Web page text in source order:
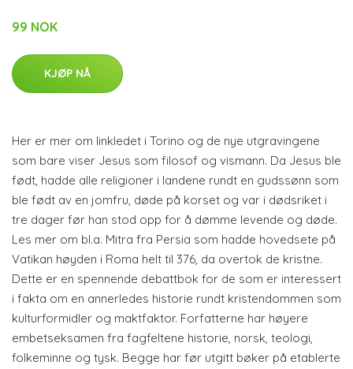
99 NOK
KJØP NÅ
Her er mer om linkledet i Torino og de nye utgravingene
som bare viser Jesus som filosof og vismann. Da Jesus ble
født, hadde alle religioner i landene rundt en gudssønn som
ble født av en jomfru, døde på korset og var i dødsriket i
tre dager før han stod opp for å dømme levende og døde.
Les mer om bl.a. Mitra fra Persia som hadde hovedsete på
Vatikan høyden i Roma helt til 376, da overtok de kristne.
Dette er en spennende debattbok for de som er interessert
i fakta om en annerledes historie rundt kristendommen som
kulturformidler og maktfaktor. Forfatterne har høyere
embetseksamen fra fagfeltene historie, norsk, teologi,
folkeminne og tysk. Begge har før utgitt bøker på etablerte